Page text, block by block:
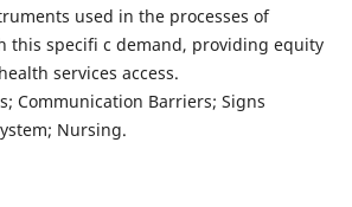
used in the processes of
this specifi c demand, providing equity
services access.
Communication Barriers; Signs
Nursing.